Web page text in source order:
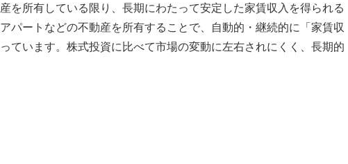
を所有している限り、長期にわたって安定した家賃収入を得られる
パートなどの不動産を所有することで、自動的・継続的に「家賃収
ています。株式投資に比べて市場の変動に左右されにくく、長期的